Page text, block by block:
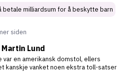
betale milliardsum for å beskytte barn
siden
Lund
var en amerikansk domstol, ellers
kanskje vanket noen ekstra toll-satser